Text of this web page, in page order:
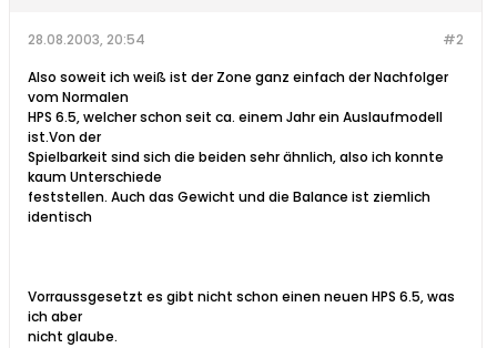
#2
28.08.2003, 20:54
Also soweit ich weiß ist der Zone ganz einfach der Nachfolger
vom Normalen
HPS 6.5, welcher schon seit ca. einem Jahr ein Auslaufmodell
ist.Von der
Spielbarkeit sind sich die beiden sehr ähnlich, also ich konnte
kaum Unterschiede
feststellen. Auch das Gewicht und die Balance ist ziemlich
identisch
Vorraussgesetzt es gibt nicht schon einen neuen HPS 6.5, was
ich aber
nicht glaube.